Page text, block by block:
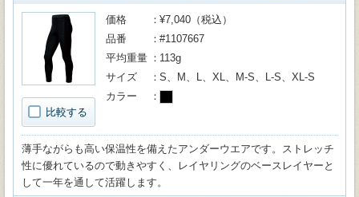
比較する
価格
¥7,040（税込）
品番
#1107667
平均重量
113g
サイズ
S、M、L、XL、M-S、L-S、XL-S
カラー
薄手ながらも高い保温性を備えたアンダーウエアです。ストレッチ
性に優れているので動きやすく、レイヤリングのベースレイヤーと
して一年を通して活躍します。